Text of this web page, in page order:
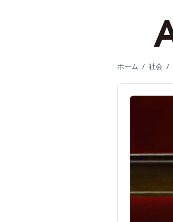
ホーム / 社会 /